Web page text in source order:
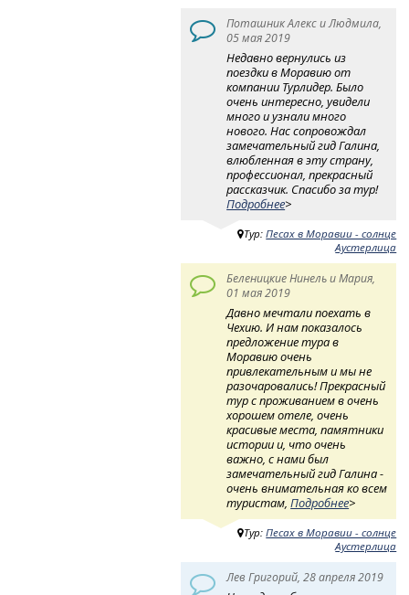
Поташник Алекс и Людмила,
05 мая 2019
Недавно вернулись из
поездки в Моравию от
компании Турлидер. Было
очень интересно, увидели
много и узнали много
нового. Нас сопровождал
замечательный гид Галина,
влюбленная в эту страну,
профессионал, прекрасный
рассказчик. Спасибо за тур!
Подробнее>
Тур:Песах в Моравии - солнце
Аустерлица
Беленицкие Нинель и Мария,
01 мая 2019
Давно мечтали поехать в
Чехию. И нам показалось
предложение тура в
Моравию очень
привлекательным и мы не
разочаровались! Прекрасный
тур с проживанием в очень
хорошем отеле, очень
красивые места, памятники
истории и, что очень
важно, с нами был
замечательный гид Галина -
очень внимательная ко всем
туристам,Подробнее>
Тур:Песах в Моравии - солнце
Аустерлица
Лев Григорий, 28 апреля 2019